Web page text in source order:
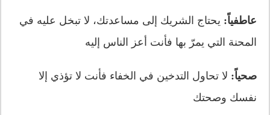
عاطفياً: يحتاج الشريك إلى مساعدتك، لا تبخل عليه في
المحنة التي يمرّ بها فأنت أعز الناس إليه
صحياً: لا تحاول التدخين في الخفاء فأنت لا تؤذي إلا
نفسك وصحتك